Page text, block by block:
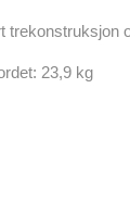
trekonstruksjon
23,9 kg